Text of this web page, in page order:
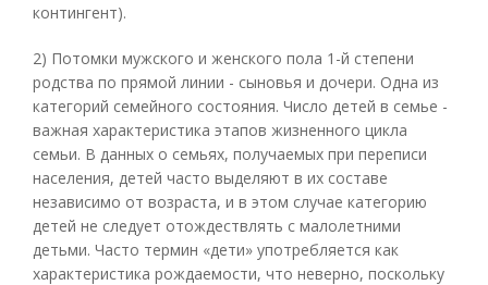
контингент).
2) Потомки мужского и женского пола 1-й степени
родства по прямой линии - сыновья и дочери. Одна из
категорий семейного состояния. Число детей в семье -
важная характеристика этапов жизненного цикла
семьи. В данных о семьях, получаемых при переписи
населения, детей часто выделяют в их составе
независимо от возраста, и в этом случае категорию
детей не следует отождествлять с малолетними
детьми. Часто термин «дети» употребляется как
характеристика рождаемости, что неверно, поскольку